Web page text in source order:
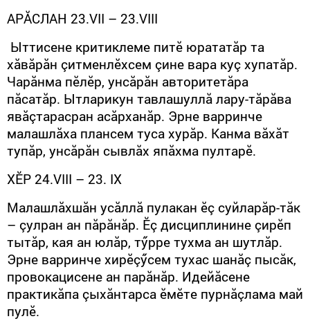
АРĂСЛАН 23.VII – 23.VIII
Ыттисене критиклеме питӗ юрататăр та
хăвăрăн çитменлӗхсем çине вара куç хупатăр.
Чарăнма пӗлӗр, унсăрăн авторитетăра
пăсатăр. Ытларикун тавлашуллă лару-тăрăва
явăçтарасран асăрханăр. Эрне варринче
малашлăха плансем туса хурăр. Канма вăхăт
тупăр, унсăрăн сывлăх япăхма пултарӗ.
ХӖР 24.VIII – 23. IX
Малашлăхшăн усăллă пулакан ӗç суйларăр-тăк
– çулран ан пăрăнăр. Ӗç дисциплинине çирӗп
тытăр, кая ан юлăр, тӳрре тухма ан шутлăр.
Эрне варринче хирӗçӳсем тухас шанăç пысăк,
провокацисене ан парăнăр. Идейăсене
практикăпа çыхăнтарса ӗмӗте пурнăçлама май
пулӗ.